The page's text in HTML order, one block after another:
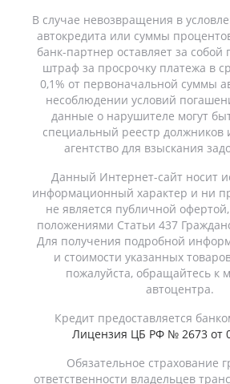
В случае невозвращения в
автокредита или суммы
банк-партнер оставляет за
штраф за просрочку платежа в
0,1% от первоначальной суммы
несоблюдении условий
данные о нарушителе могут
специальный реестр должников
агентство для взыскания
Данный Интернет-сайт носит
информационный характер и ни
не является публичной
положениями Статьи 437
Для получения подробной
и стоимости указанных
пожалуйста, обращайтесь к
автоцентра.
Кредит предоставляется
Лицензия ЦБ РФ № 2673 от
Обязательное страхование
ответственности владельцев